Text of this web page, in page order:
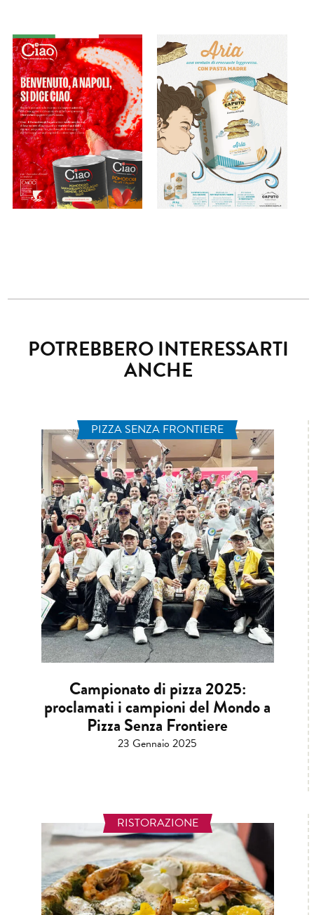
POTREBBERO INTERESSARTI
ANCHE
PIZZA SENZA FRONTIERE
Campionato di pizza 2025:
proclamati i campioni del Mondo a
Pizza Senza Frontiere
23 Gennaio 2025
RISTORAZIONE